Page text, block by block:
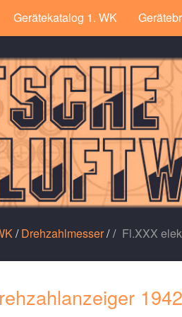
Gerätekatalog 1. WK
/Drehzahlmesser/ Fl.XXX
1942